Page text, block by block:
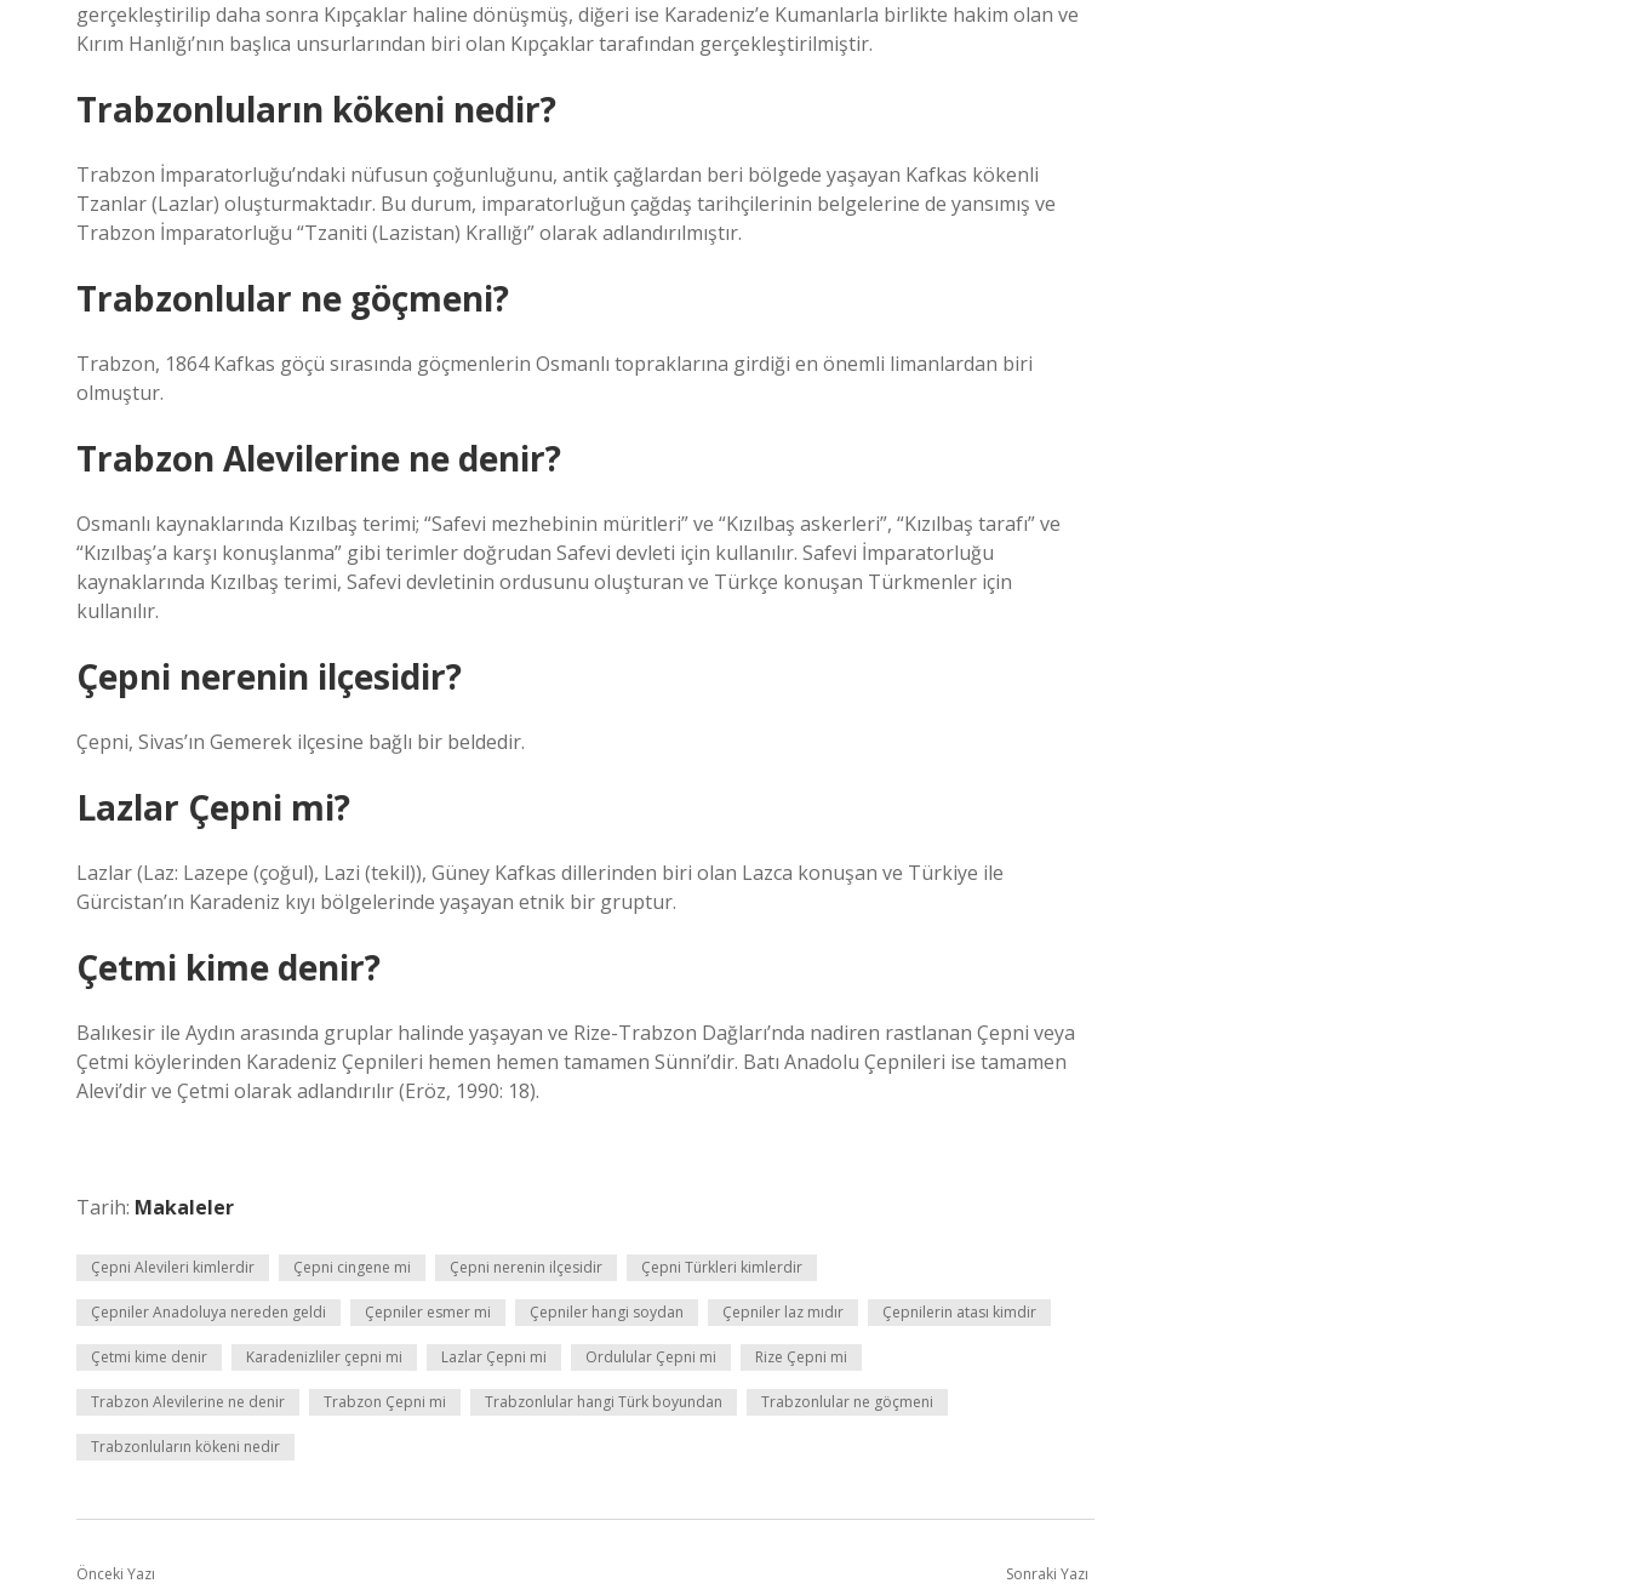
gerçekleştirilip daha sonra Kıpçaklar haline dönüşmüş, diğeri ise Karadeniz’e Kumanlarla birlikte hakim olan ve
Kırım Hanlığı’nın başlıca unsurlarından biri olan Kıpçaklar tarafından gerçekleştirilmiştir.
Trabzonluların kökeni nedir?
Trabzon İmparatorluğu’ndaki nüfusun çoğunluğunu, antik çağlardan beri bölgede yaşayan Kafkas kökenli
Tzanlar (Lazlar) oluşturmaktadır. Bu durum, imparatorluğun çağdaş tarihçilerinin belgelerine de yansımış ve
Trabzon İmparatorluğu “Tzaniti (Lazistan) Krallığı” olarak adlandırılmıştır.
Trabzonlular ne göçmeni?
Trabzon, 1864 Kafkas göçü sırasında göçmenlerin Osmanlı topraklarına girdiği en önemli limanlardan biri
olmuştur.
Trabzon Alevilerine ne denir?
Osmanlı kaynaklarında Kızılbaş terimi; “Safevi mezhebinin müritleri” ve “Kızılbaş askerleri”, “Kızılbaş tarafı” ve
“Kızılbaş’a karşı konuşlanma” gibi terimler doğrudan Safevi devleti için kullanılır. Safevi İmparatorluğu
kaynaklarında Kızılbaş terimi, Safevi devletinin ordusunu oluşturan ve Türkçe konuşan Türkmenler için
kullanılır.
Çepni nerenin ilçesidir?
Çepni, Sivas’ın Gemerek ilçesine bağlı bir beldedir.
Lazlar Çepni mi?
Lazlar (Laz: Lazepe (çoğul), Lazi (tekil)), Güney Kafkas dillerinden biri olan Lazca konuşan ve Türkiye ile
Gürcistan’ın Karadeniz kıyı bölgelerinde yaşayan etnik bir gruptur.
Çetmi kime denir?
Balıkesir ile Aydın arasında gruplar halinde yaşayan ve Rize-Trabzon Dağları’nda nadiren rastlanan Çepni veya
Çetmi köylerinden Karadeniz Çepnileri hemen hemen tamamen Sünni’dir. Batı Anadolu Çepnileri ise tamamen
Alevi’dir ve Çetmi olarak adlandırılır (Eröz, 1990: 18).
Tarih: Makaleler
Çepni Alevileri kimlerdir Çepni cingene mi Çepni nerenin ilçesidir Çepni Türkleri kimlerdir
Çepniler Anadoluya nereden geldi Çepniler esmer mi Çepniler hangi soydan Çepniler laz mıdır Çepnilerin atası kimdir
Çetmi kime denir Karadenizliler çepni mi Lazlar Çepni mi Ordulular Çepni mi Rize Çepni mi
Trabzon Alevilerine ne denir Trabzon Çepni mi Trabzonlular hangi Türk boyundan Trabzonlular ne göçmeni
Trabzonluların kökeni nedir
Önceki Yazı Sonraki Yazı